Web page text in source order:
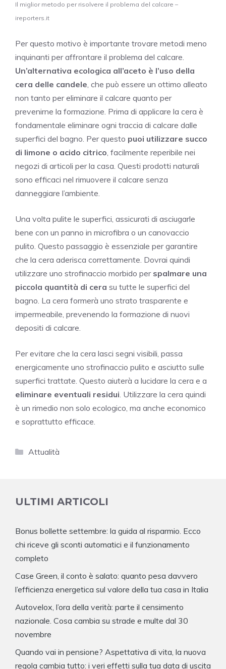
Il miglior metodo per risolvere il problema del calcare –
ireporters.it
Per questo motivo è importante trovare metodi meno
inquinanti per affrontare il problema del calcare.
Un’alternativa ecologica all’aceto è l’uso della
cera delle candele, che può essere un ottimo alleato
non tanto per eliminare il calcare quanto per
prevenirne la formazione. Prima di applicare la cera è
fondamentale eliminare ogni traccia di calcare dalle
superfici del bagno. Per questo puoi utilizzare succo
di limone o acido citrico, facilmente reperibile nei
negozi di articoli per la casa. Questi prodotti naturali
sono efficaci nel rimuovere il calcare senza
danneggiare l’ambiente.
Una volta pulite le superfici, assicurati di asciugarle
bene con un panno in microfibra o un canovaccio
pulito. Questo passaggio è essenziale per garantire
che la cera aderisca correttamente. Dovrai quindi
utilizzare uno strofinaccio morbido per spalmare una
piccola quantità di cera su tutte le superfici del
bagno. La cera formerà uno strato trasparente e
impermeabile, prevenendo la formazione di nuovi
depositi di calcare.
Per evitare che la cera lasci segni visibili, passa
energicamente uno strofinaccio pulito e asciutto sulle
superfici trattate. Questo aiuterà a lucidare la cera e a
eliminare eventuali residui. Utilizzare la cera quindi
è un rimedio non solo ecologico, ma anche economico
e soprattutto efficace.
Categorie
Attualità
ULTIMI ARTICOLI
Bonus bollette settembre: la guida al risparmio. Ecco
chi riceve gli sconti automatici e il funzionamento
completo
Case Green, il conto è salato: quanto pesa davvero
l’efficienza energetica sul valore della tua casa in Italia
Autovelox, l’ora della verità: parte il censimento
nazionale. Cosa cambia su strade e multe dal 30
novembre
Quando vai in pensione? Aspettativa di vita, la nuova
regola cambia tutto: i veri effetti sulla tua data di uscita